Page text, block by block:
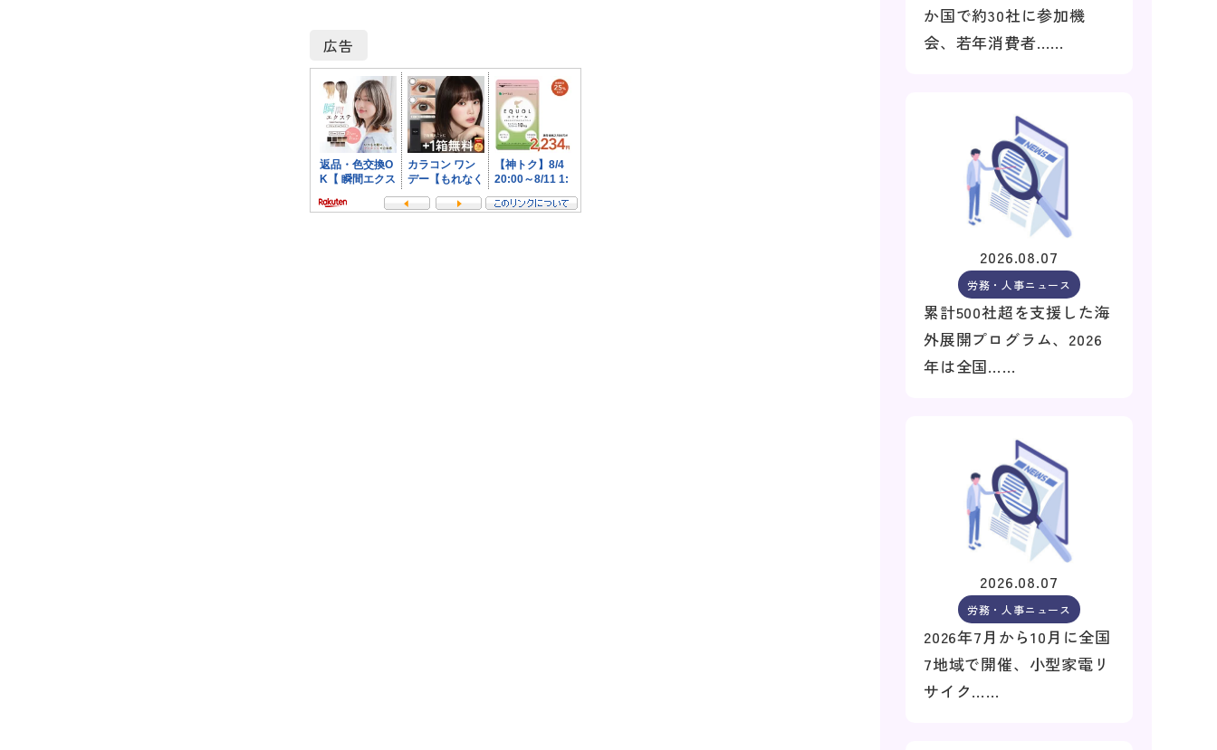
広告
か国で約30社に参加機
会、若年消費者……
2026.08.07
労務・人事ニュース
累計500社超を支援した海
外展開プログラム、2026
年は全国……
2026.08.07
労務・人事ニュース
2026年7月から10月に全国
7地域で開催、小型家電リ
サイク……